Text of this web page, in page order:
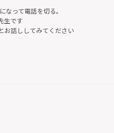
なって電話を切る。
生です
お話ししてみてください